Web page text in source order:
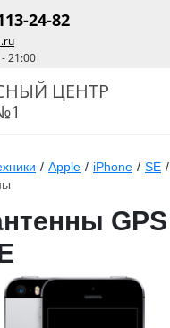
24-82
21:00
ЦЕНТР
/ Apple / iPhone / SE /
GPS